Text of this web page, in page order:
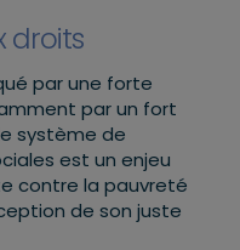
droits
par une forte
par un fort
système de
est un enjeu
contre la pauvreté
de son juste